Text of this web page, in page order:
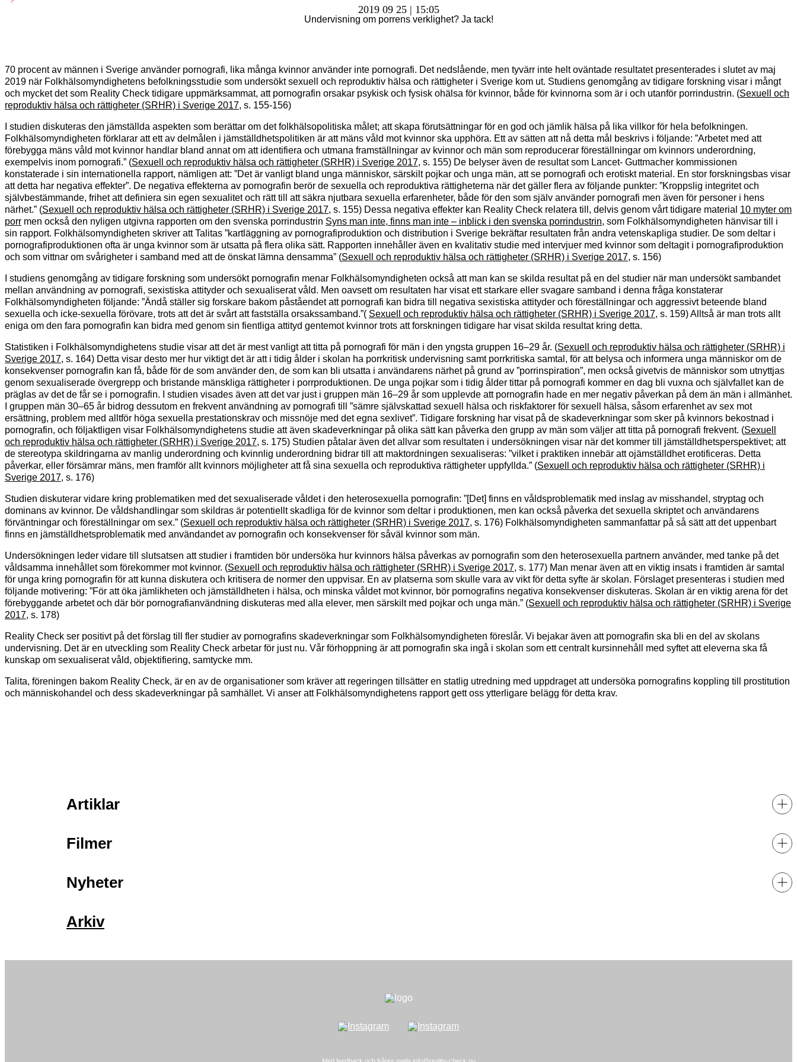
2019 09 25 | 15:05
Undervisning om porrens verklighet? Ja tack!
70 procent av männen i Sverige använder pornografi, lika många kvinnor använder inte pornografi. Det nedslående, men tyvärr inte helt oväntade resultatet presenterades i slutet av maj
2019 när Folkhälsomyndighetens befolkningsstudie som undersökt sexuell och reproduktiv hälsa och rättigheter i Sverige kom ut. Studiens genomgång av tidigare forskning visar i mångt
och mycket det som Reality Check tidigare uppmärksammat, att pornografin orsakar psykisk och fysisk ohälsa för kvinnor, både för kvinnorna som är i och utanför porrindustrin. (Sexuell och
reproduktiv hälsa och rättigheter (SRHR) i Sverige 2017, s. 155-156)
I studien diskuteras den jämställda aspekten som berättar om det folkhälsopolitiska målet; att skapa förutsättningar för en god och jämlik hälsa på lika villkor för hela befolkningen.
Folkhälsomyndigheten förklarar att ett av delmålen i jämställdhetspolitiken är att mäns våld mot kvinnor ska upphöra. Ett av sätten att nå detta mål beskrivs i följande: ”Arbetet med att
förebygga mäns våld mot kvinnor handlar bland annat om att identifiera och utmana framställningar av kvinnor och män som reproducerar föreställningar om kvinnors underordning,
exempelvis inom pornografi.” (Sexuell och reproduktiv hälsa och rättigheter (SRHR) i Sverige 2017, s. 155) De belyser även de resultat som Lancet- Guttmacher kommissionen
konstaterade i sin internationella rapport, nämligen att: ”Det är vanligt bland unga människor, särskilt pojkar och unga män, att se pornografi och erotiskt material. En stor forskningsbas visar
att detta har negativa effekter”. De negativa effekterna av pornografin berör de sexuella och reproduktiva rättigheterna när det gäller flera av följande punkter: ”Kroppslig integritet och
självbestämmande, frihet att definiera sin egen sexualitet och rätt till att säkra njutbara sexuella erfarenheter, både för den som själv använder pornografi men även för personer i hens
närhet.” (Sexuell och reproduktiv hälsa och rättigheter (SRHR) i Sverige 2017, s. 155) Dessa negativa effekter kan Reality Check relatera till, delvis genom vårt tidigare material 10 myter om
porr men också den nyligen utgivna rapporten om den svenska porrindustrin Syns man inte, finns man inte – inblick i den svenska porrindustrin, som Folkhälsomyndigheten hänvisar till i
sin rapport. Folkhälsomyndigheten skriver att Talitas ”kartläggning av pornografiproduktion och distribution i Sverige bekräftar resultaten från andra vetenskapliga studier. De som deltar i
pornografiproduktionen ofta är unga kvinnor som är utsatta på flera olika sätt. Rapporten innehåller även en kvalitativ studie med intervjuer med kvinnor som deltagit i pornografiproduktion
och som vittnar om svårigheter i samband med att de önskat lämna densamma” (Sexuell och reproduktiv hälsa och rättigheter (SRHR) i Sverige 2017, s. 156)
I studiens genomgång av tidigare forskning som undersökt pornografin menar Folkhälsomyndigheten också att man kan se skilda resultat på en del studier när man undersökt sambandet
mellan användning av pornografi, sexistiska attityder och sexualiserat våld. Men oavsett om resultaten har visat ett starkare eller svagare samband i denna fråga konstaterar
Folkhälsomyndigheten följande: ”Ändå ställer sig forskare bakom påståendet att pornografi kan bidra till negativa sexistiska attityder och föreställningar och aggressivt beteende bland
sexuella och icke-sexuella förövare, trots att det är svårt att fastställa orsakssamband.”( Sexuell och reproduktiv hälsa och rättigheter (SRHR) i Sverige 2017, s. 159) Alltså är man trots allt
eniga om den fara pornografin kan bidra med genom sin fientliga attityd gentemot kvinnor trots att forskningen tidigare har visat skilda resultat kring detta.
Statistiken i Folkhälsomyndighetens studie visar att det är mest vanligt att titta på pornografi för män i den yngsta gruppen 16–29 år. (Sexuell och reproduktiv hälsa och rättigheter (SRHR) i
Sverige 2017, s. 164) Detta visar desto mer hur viktigt det är att i tidig ålder i skolan ha porrkritisk undervisning samt porrkritiska samtal, för att belysa och informera unga människor om de
konsekvenser pornografin kan få, både för de som använder den, de som kan bli utsatta i användarens närhet på grund av ”porrinspiration”, men också givetvis de människor som utnyttjas
genom sexualiserade övergrepp och bristande mänskliga rättigheter i porrproduktionen. De unga pojkar som i tidig ålder tittar på pornografi kommer en dag bli vuxna och självfallet kan de
präglas av det de får se i pornografin. I studien visades även att det var just i gruppen män 16–29 år som upplevde att pornografin hade en mer negativ påverkan på dem än män i allmänhet.
I gruppen män 30–65 år bidrog dessutom en frekvent användning av pornografi till ”sämre självskattad sexuell hälsa och riskfaktorer för sexuell hälsa, såsom erfarenhet av sex mot
ersättning, problem med alltför höga sexuella prestationskrav och missnöje med det egna sexlivet”. Tidigare forskning har visat på de skadeverkningar som sker på kvinnors bekostnad i
pornografin, och följaktligen visar Folkhälsomyndighetens studie att även skadeverkningar på olika sätt kan påverka den grupp av män som väljer att titta på pornografi frekvent. (Sexuell
och reproduktiv hälsa och rättigheter (SRHR) i Sverige 2017, s. 175) Studien påtalar även det allvar som resultaten i undersökningen visar när det kommer till jämställdhetsperspektivet; att
de stereotypa skildringarna av manlig underordning och kvinnlig underordning bidrar till att maktordningen sexualiseras: ”vilket i praktiken innebär att ojämställdhet erotificeras. Detta
påverkar, eller försämrar mäns, men framför allt kvinnors möjligheter att få sina sexuella och reproduktiva rättigheter uppfyllda.” (Sexuell och reproduktiv hälsa och rättigheter (SRHR) i
Sverige 2017, s. 176)
Studien diskuterar vidare kring problematiken med det sexualiserade våldet i den heterosexuella pornografin: ”[Det] finns en våldsproblematik med inslag av misshandel, stryptag och
dominans av kvinnor. De våldshandlingar som skildras är potentiellt skadliga för de kvinnor som deltar i produktionen, men kan också påverka det sexuella skriptet och användarens
förväntningar och föreställningar om sex.” (Sexuell och reproduktiv hälsa och rättigheter (SRHR) i Sverige 2017, s. 176) Folkhälsomyndigheten sammanfattar på så sätt att det uppenbart
finns en jämställdhetsproblematik med användandet av pornografin och konsekvenser för såväl kvinnor som män.
Undersökningen leder vidare till slutsatsen att studier i framtiden bör undersöka hur kvinnors hälsa påverkas av pornografin som den heterosexuella partnern använder, med tanke på det
våldsamma innehållet som förekommer mot kvinnor. (Sexuell och reproduktiv hälsa och rättigheter (SRHR) i Sverige 2017, s. 177) Man menar även att en viktig insats i framtiden är samtal
för unga kring pornografin för att kunna diskutera och kritisera de normer den uppvisar. En av platserna som skulle vara av vikt för detta syfte är skolan. Förslaget presenteras i studien med
följande motivering: ”För att öka jämlikheten och jämställdheten i hälsa, och minska våldet mot kvinnor, bör pornografins negativa konsekvenser diskuteras. Skolan är en viktig arena för det
förebyggande arbetet och där bör pornografianvändning diskuteras med alla elever, men särskilt med pojkar och unga män.” (Sexuell och reproduktiv hälsa och rättigheter (SRHR) i Sverige
2017, s. 178)
Reality Check ser positivt på det förslag till fler studier av pornografins skadeverkningar som Folkhälsomyndigheten föreslår. Vi bejakar även att pornografin ska bli en del av skolans
undervisning. Det är en utveckling som Reality Check arbetar för just nu. Vår förhoppning är att pornografin ska ingå i skolan som ett centralt kursinnehåll med syftet att eleverna ska få
kunskap om sexualiserat våld, objektifiering, samtycke mm.
Talita, föreningen bakom Reality Check, är en av de organisationer som kräver att regeringen tillsätter en statlig utredning med uppdraget att undersöka pornografins koppling till prostitution
och människohandel och dess skadeverkningar på samhället. Vi anser att Folkhälsomyndighetens rapport gett oss ytterligare belägg för detta krav.
Artiklar
Filmer
Nyheter
Arkiv